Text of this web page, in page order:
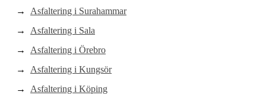
Asfaltering i Surahammar
Asfaltering i Sala
Asfaltering i Örebro
Asfaltering i Kungsör
Asfaltering i Köping